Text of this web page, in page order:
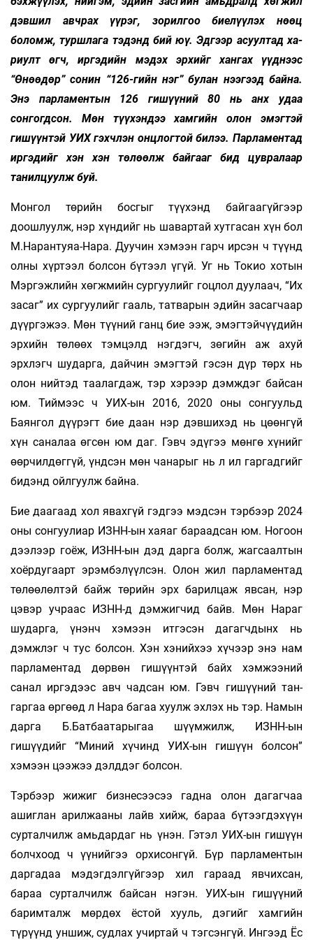
дэвшил авчрах үүрэг, зорилгоо биелүүлэх нөөц
боломж, туршлага тэдэнд бий юү. Эдгээр асуултад ха­
риулт өгч, иргэдийн мэдэх эрхийг хангах үүд­нээс
“Өнөө­дөр” сонин “126-гийн нэг” булан нээгээд байна.
Энэ пар­ламен­тын 126 гишүүний 80 нь анх удаа
сонгогдсон. Мөн түү­хэн­дээ хамгийн олон эмэгтэй
гишүүнтэй УИХ гэхч­лэн онцлогтой билээ. Парламентад
иргэдийг хэн хэн тө­лөөлж байгааг бид цувралаар
танилцуулж буй.
Монгол төрийн босгыг түүхэнд байгаагүйгээр
доошлуулж, нэр хүндийг нь шавартай хутгасан хүн бол
М.Нарантуяа-Нара. Дуучин хэмээн гарч ирсэн ч түүнд
олны хүртээл болсон бүтээл үгүй. Уг нь Токио хотын
Мэргэжлийн хөгжмийн сургуулийг гоцлол дуулаач, “Их
засаг” их сургуулийг гааль, татварын эдийн засагчаар
дүүргэжээ. Мөн түүний ганц бие ээж, эмэгтэйчүүдийн
эрхийн төлөөх тэмцэлд нэгдэгч, зөгийн аж ахуй
эрхлэгч шударга, дайчин эмэгтэй гэсэн дүр төрх нь
олон нийтэд таалагдаж, тэр хэрээр дэмждэг байсан
юм. Тиймээс ч УИХ-ын 2016, 2020 оны сонгуульд
Баянгол дүүрэгт бие даан нэр дэвшихэд нь цөөнгүй
хүн са­налаа өгсөн юм даг. Гэвч эдүгээ мөнгө хүнийг
өөрчилдөггүй, үндсэн мөн ча­нарыг нь л ил гаргадгийг
бидэнд ойлгуулж байна.
Бие даагаад хол явахгүй гэдгээ мэдсэн тэрбээр 2024
оны сонгуулиар ИЗНН-ын хаяаг бараадсан юм. Но­гоон
дээлээр гоёж, ИЗНН-ын дэд дарга болж, жагсаалтын
хоёрдугаарт эрэмбэлүүлсэн. Олон жил парламентад
төлөө­лөлтэй байж төрийн эрх барилцаж явсан, нэр
цэвэр учраас ИЗНН-д дэмжигчид байв. Мөн Нараг
шударга, үнэнч хэмээн итгэсэн дагагчдынх нь
дэмжлэг ч тус болсон. Хэн хэ­нийхээ хүчээр энэ нам
парламентад дөрвөн гишүүнтэй байх хэм­жээний
санал иргэдээс авч чадсан юм. Гэвч гишүүний тан­
гаргаа өргөөд л Нара багаа хуулж эхлэх нь тэр. Намын
дарга Б.Батбаатарыгаа шүүмжилж, ИЗНН-ын
гишүүдийг “Миний хү­чинд УИХ-ын гишүүн болсон”
хэмээн цээжээ дэлддэг болсон.
Тэрбээр жижиг бизнесээсээ гадна олон дагагчаа
ашиглан арилжааны лайв хийж, бараа бүтээгдэхүүн
сурталчилж амьдардаг нь үнэн. Гэтэл УИХ-ын гишүүн
болчхоод ч үүнийгээ орхисонгүй. Бүр парламентын
даргадаа мэдэгдэлгүйгээр хил гараад явчихсан,
бараа сурталчилж байсан нэгэн. УИХ-ын гишүүний
баримталж мөрдөх ёстой хууль, дэгийг хамгийн
түрүүнд уншиж, судлах учиртай ч тэгсэнгүй. Ингээд Ёс